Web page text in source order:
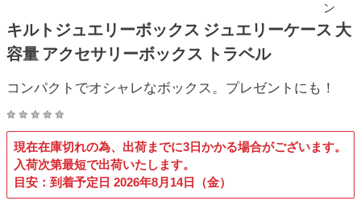
キルトジュエリーボックス ジュエリーケース 大
容量 アクセサリーボックス トラベル
コンパクトでオシャレなボックス。プレゼントにも！
現在在庫切れの為、出荷までに3日かかる場合がございます。
入荷次第最短で出荷いたします。
目安：到着予定日 2026年8月14日（金）